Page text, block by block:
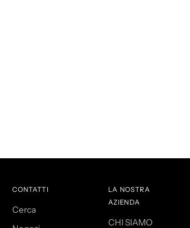
CONTATTI
Cerca
LA NOSTRA
AZIENDA
CHI SIAMO